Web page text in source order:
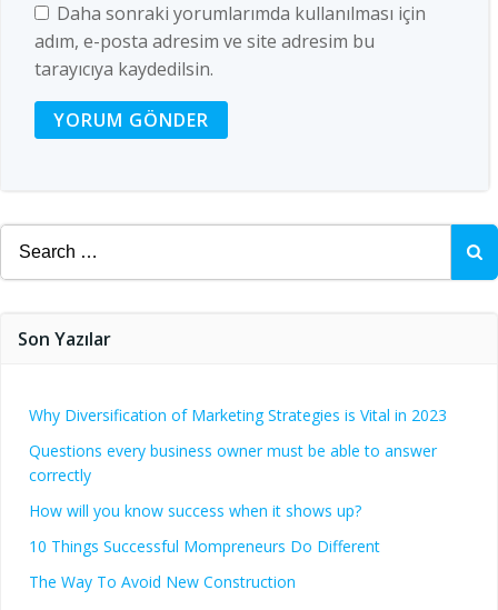
Daha sonraki yorumlarımda kullanılması için
adım, e-posta adresim ve site adresim bu
tarayıcıya kaydedilsin.
Search
for:
Son Yazılar
Why Diversification of Marketing Strategies is Vital in 2023
Questions every business owner must be able to answer
correctly
How will you know success when it shows up?
10 Things Successful Mompreneurs Do Different
The Way To Avoid New Construction